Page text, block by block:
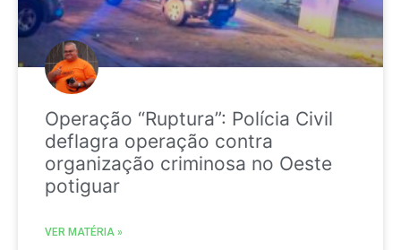
Operação “Ruptura”: Polícia Civil
deflagra operação contra
organização criminosa no Oeste
potiguar
VER MATÉRIA »